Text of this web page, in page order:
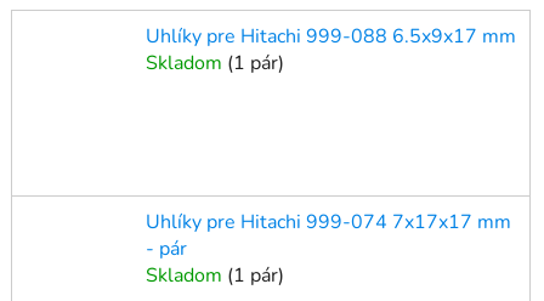
Uhlíky pre Hitachi 999-088 6.5x9x17 mm
Skladom (1 pár)
Uhlíky pre Hitachi 999-074 7x17x17 mm
- pár
Skladom (1 pár)